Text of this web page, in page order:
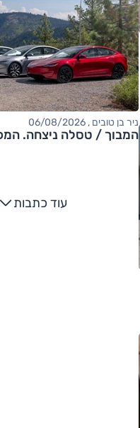
ניר בן טובים , 06/08/2026
המבוך / טסלה ניצחה.
עוד כתבות